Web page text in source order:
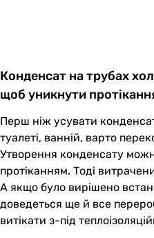
Конденсат на трубах
щоб уникнути
Перш ніж усувати
туалеті, ванній, варто
Утворення конденсату
протіканням. Тоді
А якщо було вирішено
доведеться ще й все
витікати з-під